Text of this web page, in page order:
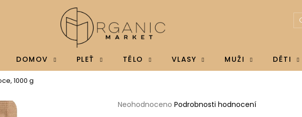
DOMOV PLEŤ TĚLO VLASY MUŽI DĚTI
1000 g
Průměrné
Neohodnoceno Podrobnosti hodnocení
Co potřebujete najít?